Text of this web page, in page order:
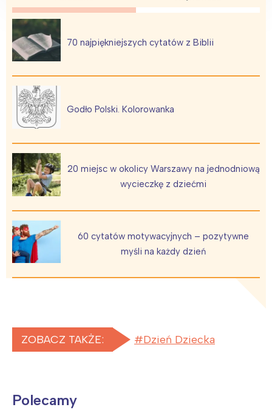
70 najpiękniejszych cytatów z Biblii
Godło Polski. Kolorowanka
20 miejsc w okolicy Warszawy na jednodniową
wycieczkę z dziećmi
60 cytatów motywacyjnych – pozytywne
myśli na każdy dzień
ZOBACZ TAKŻE: Dzień Dziecka
Polecamy